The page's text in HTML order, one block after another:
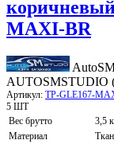
MAXI-BR
AUTOSMSTUDIO
Артикул: TP-GLE167-
5 ШТ
Вес брутто
3,5
Материал